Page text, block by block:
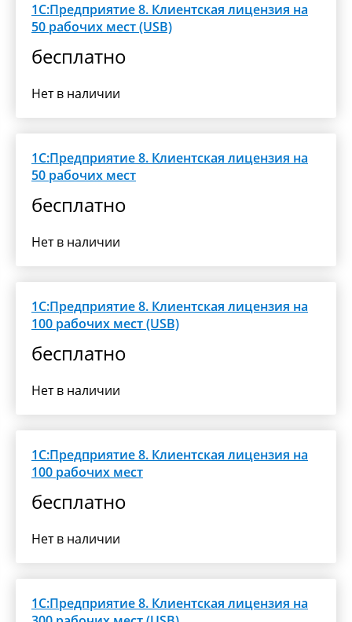
1С:Предприятие 8. Клиентская лицензия на
50 рабочих мест (USB)
бесплатно
Нет в наличии
1С:Предприятие 8. Клиентская лицензия на
50 рабочих мест
бесплатно
Нет в наличии
1С:Предприятие 8. Клиентская лицензия на
100 рабочих мест (USB)
бесплатно
Нет в наличии
1С:Предприятие 8. Клиентская лицензия на
100 рабочих мест
бесплатно
Нет в наличии
1С:Предприятие 8. Клиентская лицензия на